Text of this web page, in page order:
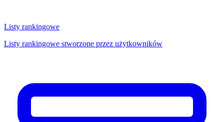
Listy rankingowe
Listy rankingowe stworzone przez użytkowników